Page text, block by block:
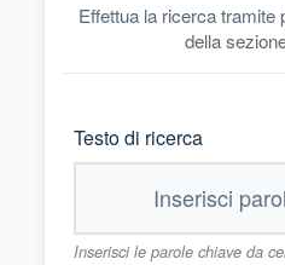
Effettua la ricerca tramite
della
Testo di ricerca
Inserisci le parole chiave da